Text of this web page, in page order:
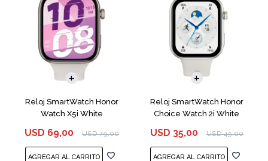
Reloj SmartWatch Honor
Watch X5i White
USD 69,00 USD 79,00
Reloj SmartWatch Honor
Choice Watch 2i White
USD 35,00 USD 49,00